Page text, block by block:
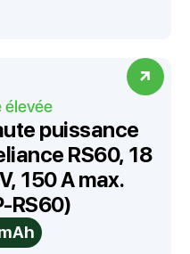
élevée
puissance
RS60, 18
150 A max.
RS60)